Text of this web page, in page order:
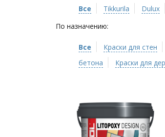
Все Tikkurila Dulux
По назначению:
Все Краски для стен
бетона
Краски для